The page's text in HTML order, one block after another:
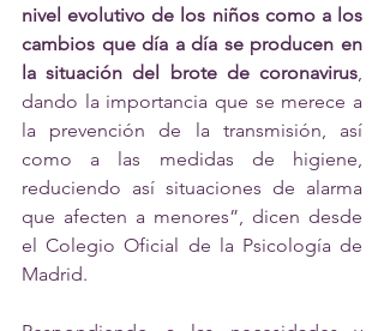
nivel evolutivo de los niños como a los
cambios que día a día se producen en
la situación del brote de coronavirus,
dando la importancia que se merece a
la prevención de la transmisión, así
como a las medidas de higiene,
reduciendo así situaciones de alarma
que afecten a menores”, dicen desde
el Colegio Oficial de la Psicología de
Madrid.